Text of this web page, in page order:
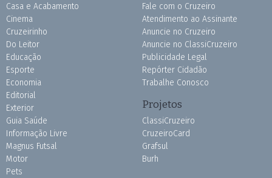
Casa e Acabamento
Cinema
Cruzeirinho
Do Leitor
Educação
Esporte
Economia
Editorial
Exterior
Guia Saúde
Informação Livre
Magnus Futsal
Motor
Pets
Fale com o Cruzeiro
Atendimento ao Assinante
Anuncie no Cruzeiro
Anuncie no ClassiCruzeiro
Publicidade Legal
Repórter Cidadão
Trabalhe Conosco
Projetos
ClassiCruzeiro
CruzeiroCard
Grafsul
Burh